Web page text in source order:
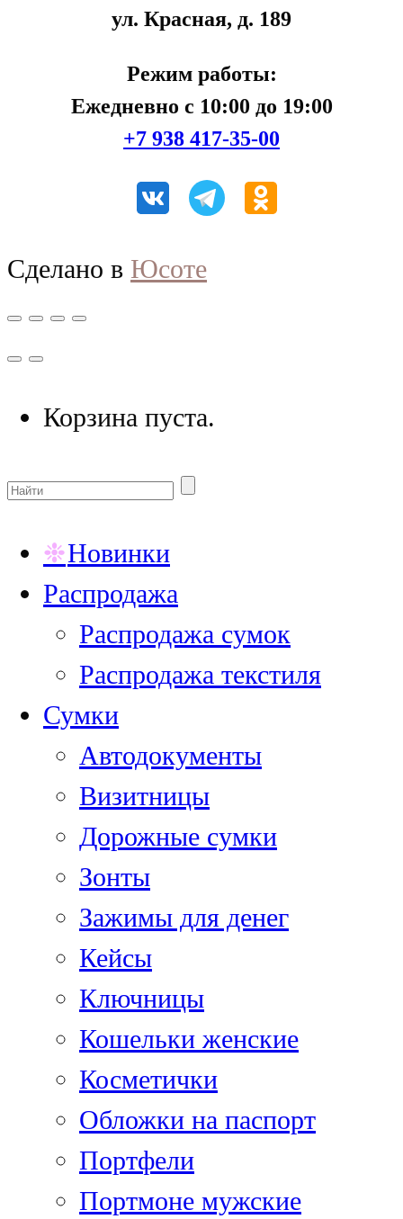
ул. Красная, д. 189
Режим работы:
Ежедневно с 10:00 до 19:00
+7 938 417-35-00
Сделано в Юсоте
Корзина пуста.
Новинки
Распродажа
Распродажа сумок
Распродажа текстиля
Сумки
Автодокументы
Визитницы
Дорожные сумки
Зонты
Зажимы для денег
Кейсы
Ключницы
Кошельки женские
Косметички
Обложки на паспорт
Портфели
Портмоне мужские